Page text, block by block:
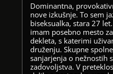
Dominantna,
nove izkušnje. To sem
biseksualka, stara 27
imam posebno mesto
dekleta, s katerimi
druženju. Skupne
sanjarjenja o nežnostih
zadovoljstva. V